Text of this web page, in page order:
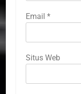
Email *
Situs Web